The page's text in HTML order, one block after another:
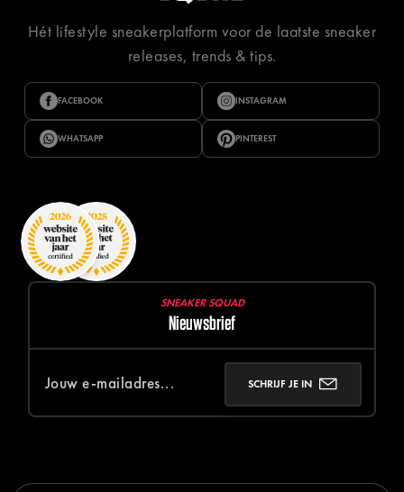
Hét lifestyle sneakerplatform voor de laatste sneaker
releases, trends & tips.
FACEBOOK INSTAGRAM
WHATSAPP PINTEREST
SNEAKER SQUAD
Nieuwsbrief
SCHRIJF JE IN